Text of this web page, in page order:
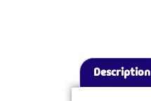
Description